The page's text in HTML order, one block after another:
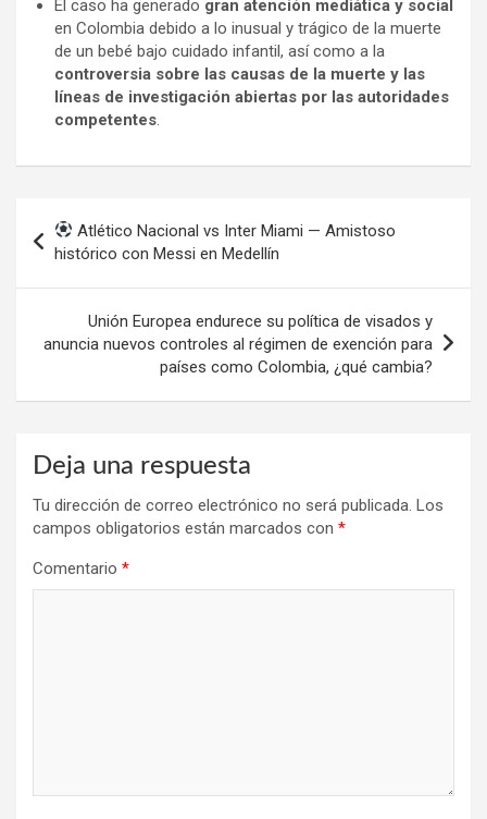
El caso ha generado gran atención mediática y social
en Colombia debido a lo inusual y trágico de la muerte
de un bebé bajo cuidado infantil, así como a la
controversia sobre las causas de la muerte y las
líneas de investigación abiertas por las autoridades
competentes.
de
entradas
Atlético Nacional vs Inter Miami — Amistoso
histórico con Messi en Medellín
Unión Europea endurece su política de visados y
anuncia nuevos controles al régimen de exención para
países como Colombia, ¿qué cambia?
Deja una respuesta
Tu dirección de correo electrónico no será publicada. Los
campos obligatorios están marcados con *
Comentario *